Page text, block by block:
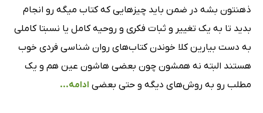
ذهنتون بشه در ضمن باید چیزهایی که کتاب میگه رو انجام
بدید تا به یک تغییر و ثبات فکری و روحیه کامل یا نسبتا کاملی
به دست بیارین کلا خوندن کتاب‌های روان شناسی فردی خوب
هستند البته نه همشون چون بعضی هاشون عین هم و یک
مطلب رو به روش‌های دیگه و حتی بعضی ادامه...